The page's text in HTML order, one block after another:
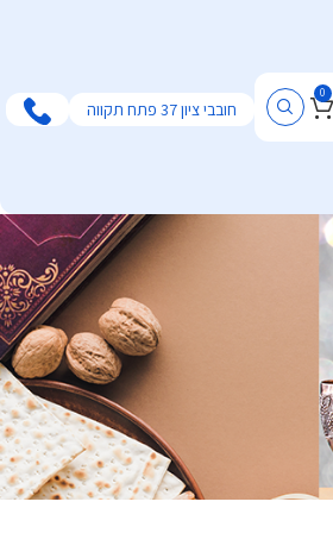
0
חובבי ציון 37 פתח תקווה